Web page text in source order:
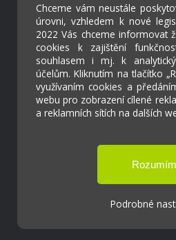
Chceme vám neustále
úrovni, vzhledem k nové
2022 Vás chceme informovat
cookies k zajištění
souhlasem i mj. k
účelům. Kliknutím na tlačítko
využívaním cookies a
webu pro zobrazení cílené
a reklamních sítích na dalších
Podrobné
Cookies
Základní škola a
Lhota
Tvorba webových